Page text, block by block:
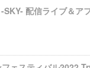
配信ライブ＆